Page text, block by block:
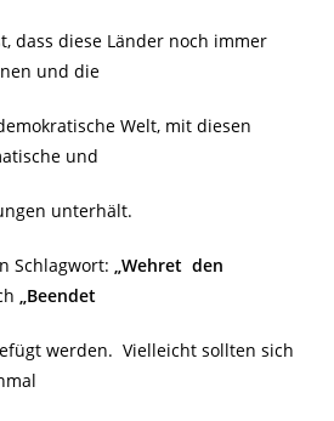
dass diese Länder noch immer
und die
Welt, mit diesen
und
unterhält.
Schlagwort: „Wehret den
„Beendet
werden. Vielleicht sollten sich